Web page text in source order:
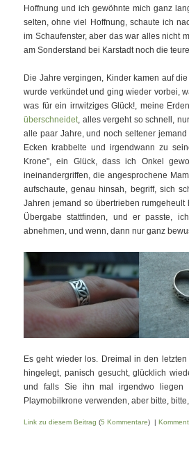
Hoffnung und ich gewöhnte mich ganz
selten, ohne viel Hoffnung, schaute ich
im Schaufenster, aber das war alles nicht
am Sonderstand bei Karstadt noch die
Die Jahre vergingen, Kinder kamen auf
wurde verkündet und ging wieder vorbei,
was für ein irrwitziges Glück!, meine
überschneidet, alles vergeht so schnell,
alle paar Jahre, und noch seltener
Ecken krabbelte und irgendwann zu
Krone", ein Glück, dass ich Onkel
ineinandergriffen, die angesprochene
aufschaute, genau hinsah, begriff, sich
Jahren jemand so übertrieben
Übergabe stattfinden, und er passte,
abnehmen, und wenn, dann nur ganz
Es geht wieder los. Dreimal in den
hingelegt, panisch gesucht, glücklich
und falls Sie ihn mal irgendwo liegen
Playmobilkrone verwenden, aber bitte,
Link zu diesem Beitrag (5 Kommentare) |